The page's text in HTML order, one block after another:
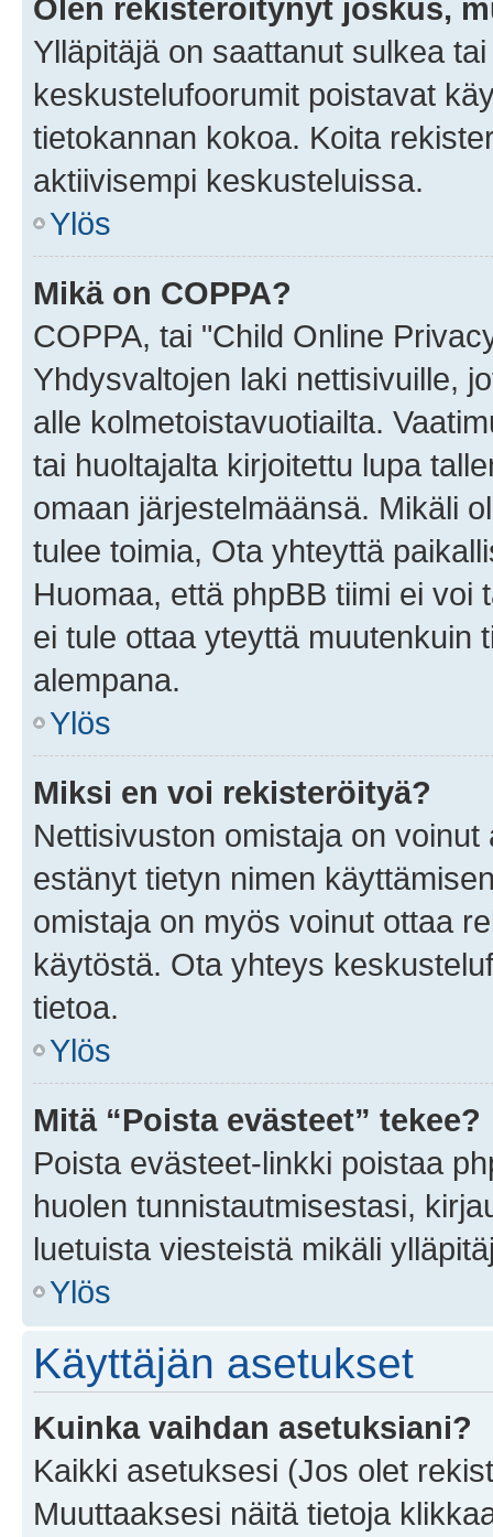
Olen rekisteröitynyt joskus,
Ylläpitäjä on saattanut sulkea
keskustelufoorumit poistavat
tietokannan kokoa. Koita
aktiivisempi keskusteluissa.
Ylös
Mikä on COPPA?
COPPA, tai "Child Online
Yhdysvaltojen laki nettisivuille,
alle kolmetoistavuotiailta.
tai huoltajalta kirjoitettu lupa
omaan järjestelmäänsä. Mikäli
tulee toimia, Ota yhteyttä
Huomaa, että phpBB tiimi ei
ei tule ottaa yteyttä muutenkuin
alempana.
Ylös
Miksi en voi rekisteröityä?
Nettisivuston omistaja on
estänyt tietyn nimen
omistaja on myös voinut ottaa
käytöstä. Ota yhteys
tietoa.
Ylös
Mitä “Poista evästeet” tekee?
Poista evästeet-linkki poistaa
huolen tunnistautmisestasi,
luetuista viesteistä mikäli
Ylös
Käyttäjän asetukset
Kuinka vaihdan asetuksiani?
Kaikki asetuksesi (Jos olet
Muuttaaksesi näitä tietoja